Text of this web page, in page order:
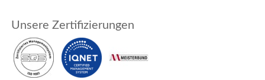
Unsere Zertifizierungen